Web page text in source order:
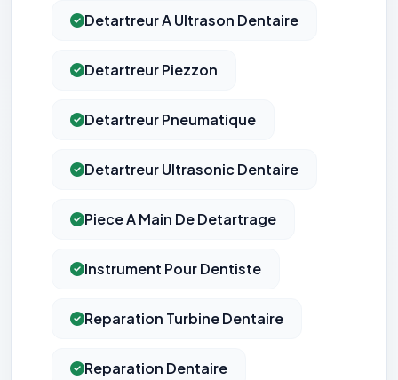
Detartreur A Ultrason Dentaire
Detartreur Piezzon
Detartreur Pneumatique
Detartreur Ultrasonic Dentaire
Piece A Main De Detartrage
Instrument Pour Dentiste
Reparation Turbine Dentaire
Reparation Dentaire